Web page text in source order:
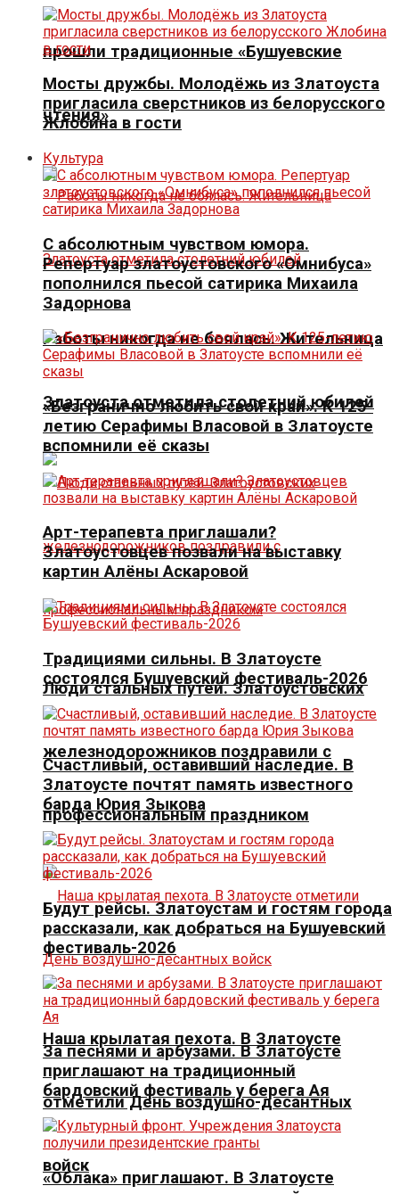
прошли традиционные «Бушуевские
чтения»
Работы никогда не боялась. Жительница
Златоуста отметила столетний юбилей
Люди стальных путей. Златоустовских
железнодорожников поздравили с
профессиональным праздником
Наша крылатая пехота. В Златоусте
отметили День воздушно-десантных
войск
Мосты дружбы. Молодёжь из Златоуста
пригласила сверстников из белорусского
Жлобина в гости
Культура
С абсолютным чувством юмора.
Репертуар златоустовского «Омнибуса»
пополнился пьесой сатирика Михаила
Задорнова
«Безгранично любить свой край». К 125-
летию Серафимы Власовой в Златоусте
вспомнили её сказы
Арт-терапевта приглашали?
Златоустовцев позвали на выставку
картин Алёны Аскаровой
Традициями сильны. В Златоусте
состоялся Бушуевский фестиваль-2026
Счастливый, оставивший наследие. В
Златоусте почтят память известного
барда Юрия Зыкова
Будут рейсы. Златоустам и гостям города
рассказали, как добраться на Бушуевский
фестиваль-2026
За песнями и арбузами. В Златоусте
приглашают на традиционный
бардовский фестиваль у берега Ая
«Облака» приглашают. В Златоусте